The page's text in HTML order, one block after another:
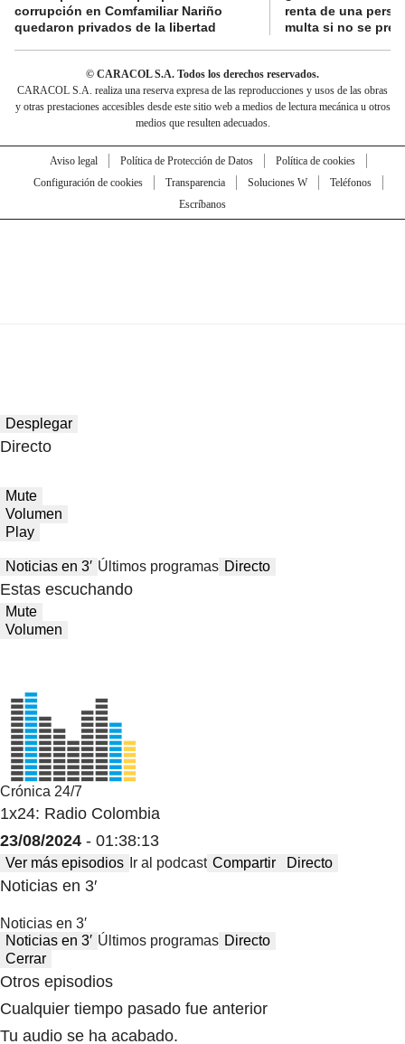
corrupción en Comfamiliar Nariño
quedaron privados de la libertad
renta de una
multa si no se
© CARACOL S.A. Todos los derechos reservados.
CARACOL S.A. realiza una reserva expresa de las reproducciones y usos de las obras
y otras prestaciones accesibles desde este sitio web a medios de lectura mecánica u otros
medios que resulten adecuados.
Aviso legal Política de Protección de Datos
Política de cookies
Configuración de cookies
Transparencia Soluciones W
Teléfonos
Escríbanos
Desplegar
Directo
Mute
Volumen
Play
Noticias en 3′ Últimos programas Directo
Estas escuchando
Mute
Volumen
Crónica 24/7
1x24: Radio Colombia
23/08/2024 - 01:38:13
Ver más episodios Ir al podcast Compartir Directo
Noticias en 3′
Noticias en 3′
Noticias en 3′ Últimos programas Directo
Cerrar
Otros episodios
Cualquier tiempo pasado fue anterior
Tu audio se ha acabado.